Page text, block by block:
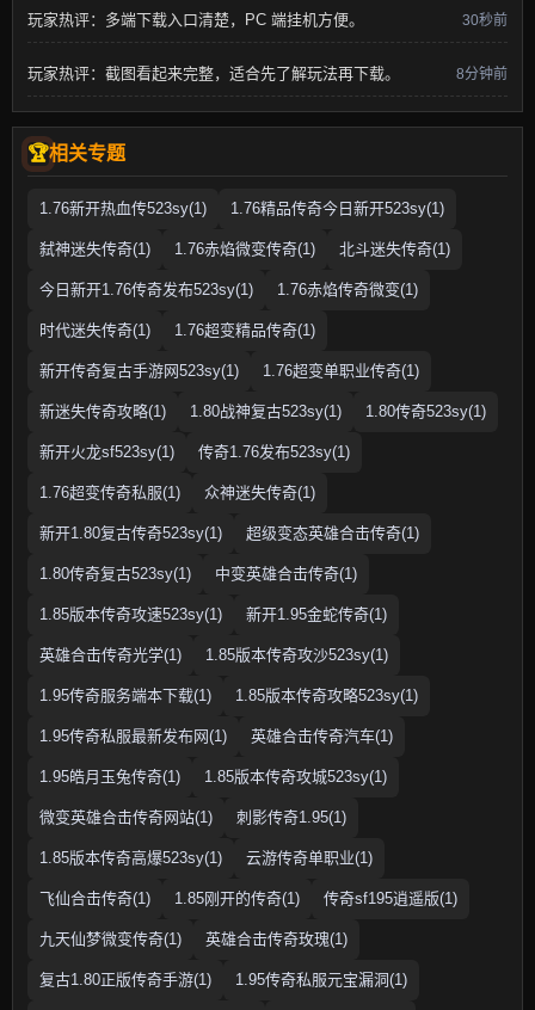
玩家热评：多端下载入口清楚，PC 端挂机方便。 30秒前
玩家热评：截图看起来完整，适合先了解玩法再下载。 8分钟前
相关专题
1.76新开热血传523sy(1) 1.76精品传奇今日新开523sy(1)
弑神迷失传奇(1) 1.76赤焰微变传奇(1) 北斗迷失传奇(1)
今日新开1.76传奇发布523sy(1) 1.76赤焰传奇微变(1)
时代迷失传奇(1) 1.76超变精品传奇(1)
新开传奇复古手游网523sy(1) 1.76超变单职业传奇(1)
新迷失传奇攻略(1) 1.80战神复古523sy(1) 1.80传奇523sy(1)
新开火龙sf523sy(1) 传奇1.76发布523sy(1)
1.76超变传奇私服(1) 众神迷失传奇(1)
新开1.80复古传奇523sy(1) 超级变态英雄合击传奇(1)
1.80传奇复古523sy(1) 中变英雄合击传奇(1)
1.85版本传奇攻速523sy(1) 新开1.95金蛇传奇(1)
英雄合击传奇光学(1) 1.85版本传奇攻沙523sy(1)
1.95传奇服务端本下载(1) 1.85版本传奇攻略523sy(1)
1.95传奇私服最新发布网(1) 英雄合击传奇汽车(1)
1.95皓月玉兔传奇(1) 1.85版本传奇攻城523sy(1)
微变英雄合击传奇网站(1) 刺影传奇1.95(1)
1.85版本传奇高爆523sy(1) 云游传奇单职业(1)
飞仙合击传奇(1) 1.85刚开的传奇(1) 传奇sf195逍遥版(1)
九天仙梦微变传奇(1) 英雄合击传奇玫瑰(1)
复古1.80正版传奇手游(1) 1.95传奇私服元宝漏洞(1)